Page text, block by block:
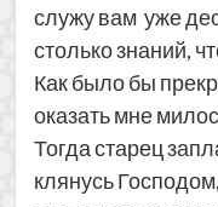
служу вам уже
столько знаний,
Как было бы
оказать мне
Тогда старец
клянусь